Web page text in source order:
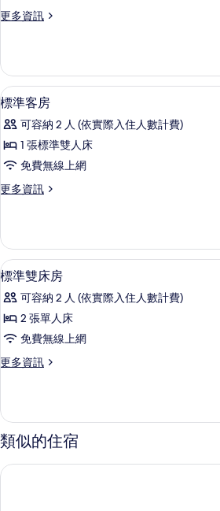
房
所
有
相
片
更多資訊
更
客
房
的
情
顯
示
標
準
房
所
有
相
片
標準客
7
標準客房
可容納 2 人 (依實際入住人數計費)
1 張標準雙人床
免費無線上網
更多資訊
更
客
房
的
情
顯
示
標
準
床
的
所
有
相
標準雙
6
標準雙床房
可容納 2 人 (依實際入住人數計費)
2 張單人床
免費無線上網
更多資訊
更
雙
床
房
詳
類似的住宿
亞爾凱里亞德直營飯店